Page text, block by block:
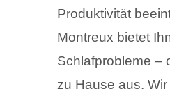
Produktivität
Montreux bietet
Schlafprobleme –
zu Hause aus.